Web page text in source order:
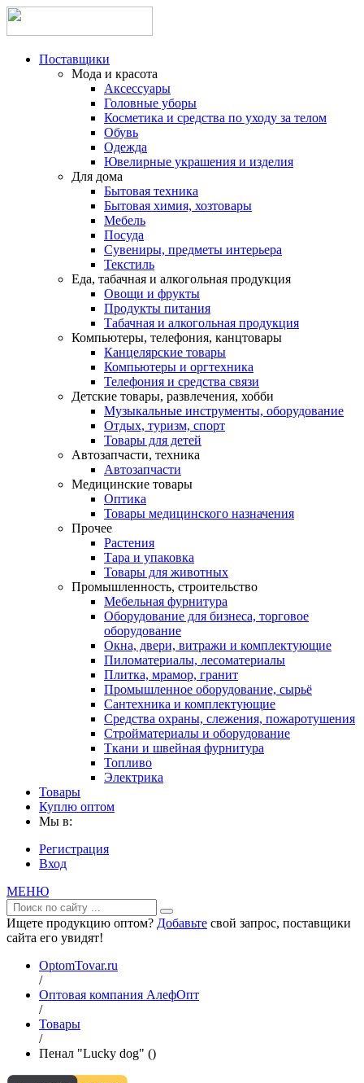
Поставщики
Мода и красота
Аксессуары
Головные уборы
Косметика и средства по уходу за телом
Обувь
Одежда
Ювелирные украшения и изделия
Для дома
Бытовая техника
Бытовая химия, хозтовары
Мебель
Посуда
Сувениры, предметы интерьера
Текстиль
Еда, табачная и алкогольная продукция
Овощи и фрукты
Продукты питания
Табачная и алкогольная продукция
Компьютеры, телефония, канцтовары
Канцелярские товары
Компьютеры и оргтехника
Телефония и средства связи
Детские товары, развлечения, хобби
Музыкальные инструменты, оборудование
Отдых, туризм, спорт
Товары для детей
Автозапчасти, техника
Автозапчасти
Медицинские товары
Оптика
Товары медицинского назначения
Прочее
Растения
Тара и упаковка
Товары для животных
Промышленность, строительство
Мебельная фурнитура
Оборудование для бизнеса, торговое
оборудование
Окна, двери, витражи и комплектующие
Пиломатериалы, лесоматериалы
Плитка, мрамор, гранит
Промышленное оборудование, сырьё
Сантехника и комплектующие
Средства охраны, слежения, пожаротушения
Стройматериалы и оборудование
Ткани и швейная фурнитура
Топливо
Электрика
Товары
Куплю оптом
Мы в:
Регистрация
Вход
МЕНЮ
Ищете продукцию оптом? Добавьте свой запрос, поставщики
сайта его увидят!
OptomTovar.ru
/
Оптовая компания АлефОпт
/
Товары
/
Пенал "Lucky dog" ()